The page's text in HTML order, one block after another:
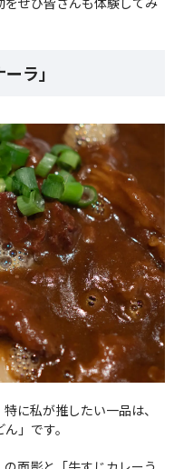
ラ」
に私が推したい一品は、
」です。